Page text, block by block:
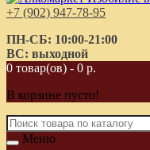
+7 (902) 947-78-95
ПН-СБ: 10:00-21:00
ВС: выходной
0 товар(ов) - 0 р.
В корзине пусто!
Меню